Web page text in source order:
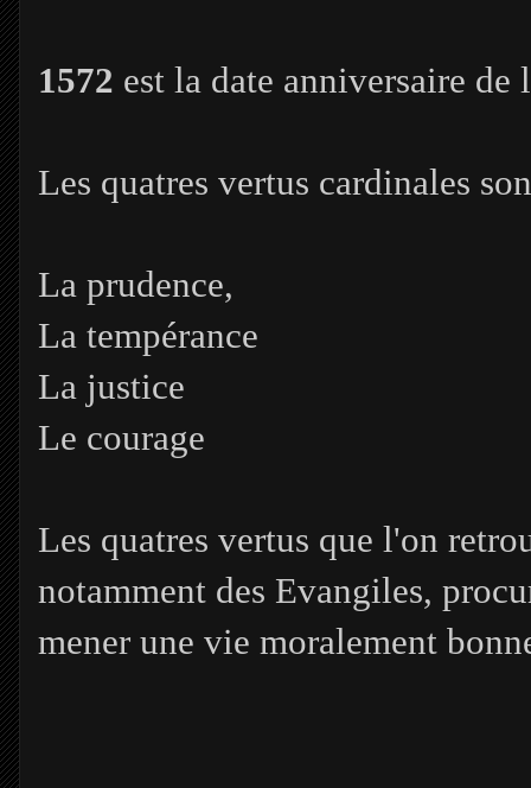
1572 est la date anniversaire
Les quatres vertus cardinales
La prudence,
La tempérance
La justice
Le courage
Les quatres vertus que l'on
notamment des Evangiles,
mener une vie moralement